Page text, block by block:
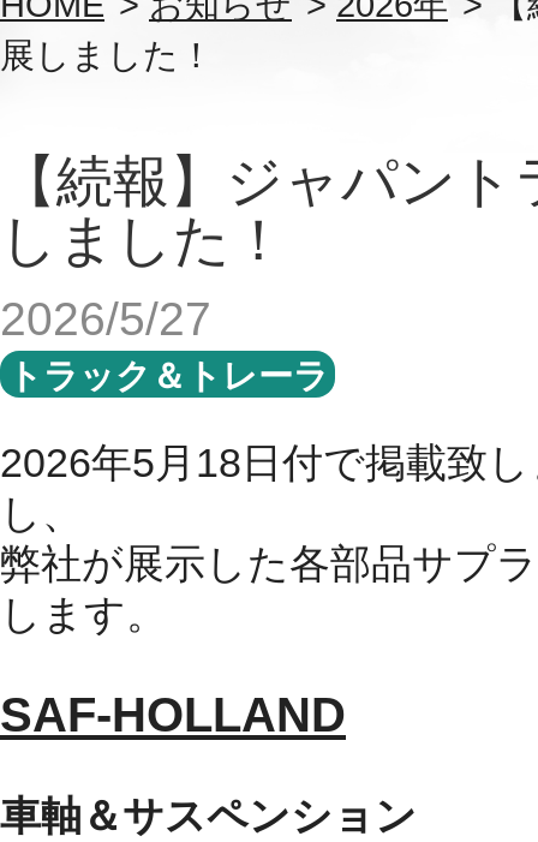
展しました！
【続報】ジャパン
しました！
2026/5/27
トラック＆トレーラ
2026年5月18日付で掲載致
し、
弊社が展示した各部品サプ
します。
SAF-HOLLAND
車軸＆サスペンション